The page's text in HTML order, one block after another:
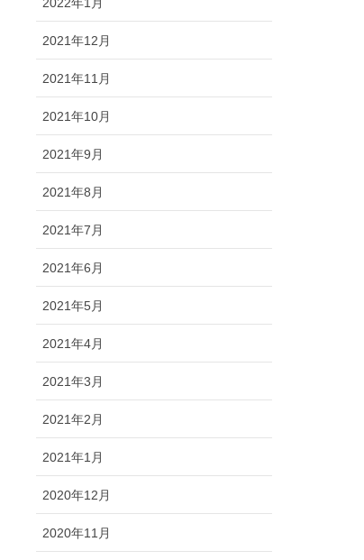
2021年12月
2021年11月
2021年10月
2021年9月
2021年8月
2021年7月
2021年6月
2021年5月
2021年4月
2021年3月
2021年2月
2021年1月
2020年12月
2020年11月